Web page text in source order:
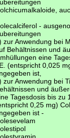
-
zur Anwendung bei
Behältnissen und
eine
(entspricht 0,025
ist,
zur Anwendung bei
und
Tagesdosis bis zu
0,25 mg)
ist -